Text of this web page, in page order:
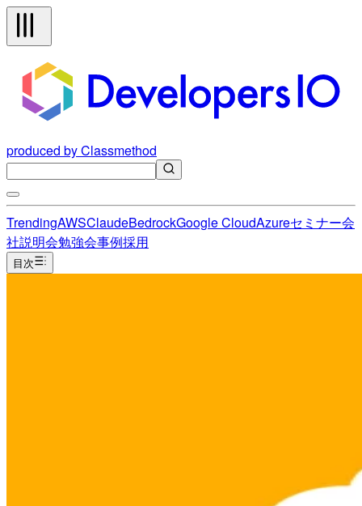
produced by Classmethod
TrendingAWSClaudeBedrockGoogle CloudAzureセミナー会
社説明会勉強会事例採用
目次